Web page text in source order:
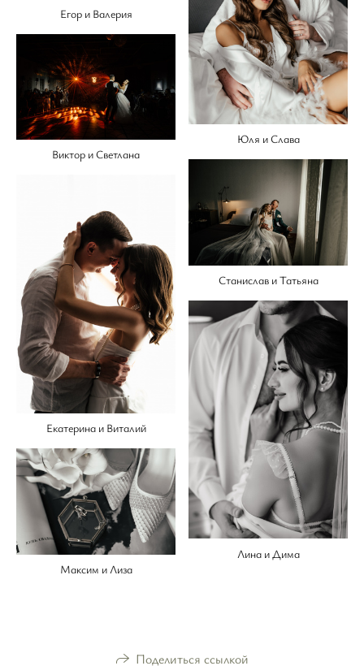
Егор и Валерия
Юля и Слава
Виктор и Светлана
Станислав и Татьяна
Екатерина и Виталий
Лина и Дима
Максим и Лиза
Поделиться ссылкой